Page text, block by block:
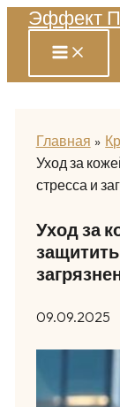
Перейти
содержимому
Эффект
Главная
Уход за
стресса и
Уход за
09.09.2025